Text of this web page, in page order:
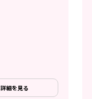
詳細を見る